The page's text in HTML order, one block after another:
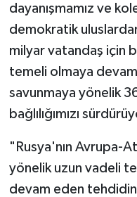
dayanışmamız ve
demokratik
milyar vatandaş için
temeli olmaya devam
savunmaya yönelik
bağlılığımızı
"Rusya'nın Avrupa-
yönelik uzun vadeli
devam eden